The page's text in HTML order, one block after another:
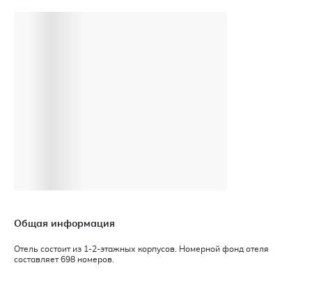
Общая информация
Отель состоит из 1-2-этажных корпусов. Номерной фонд отеля
составляет 698 номеров.